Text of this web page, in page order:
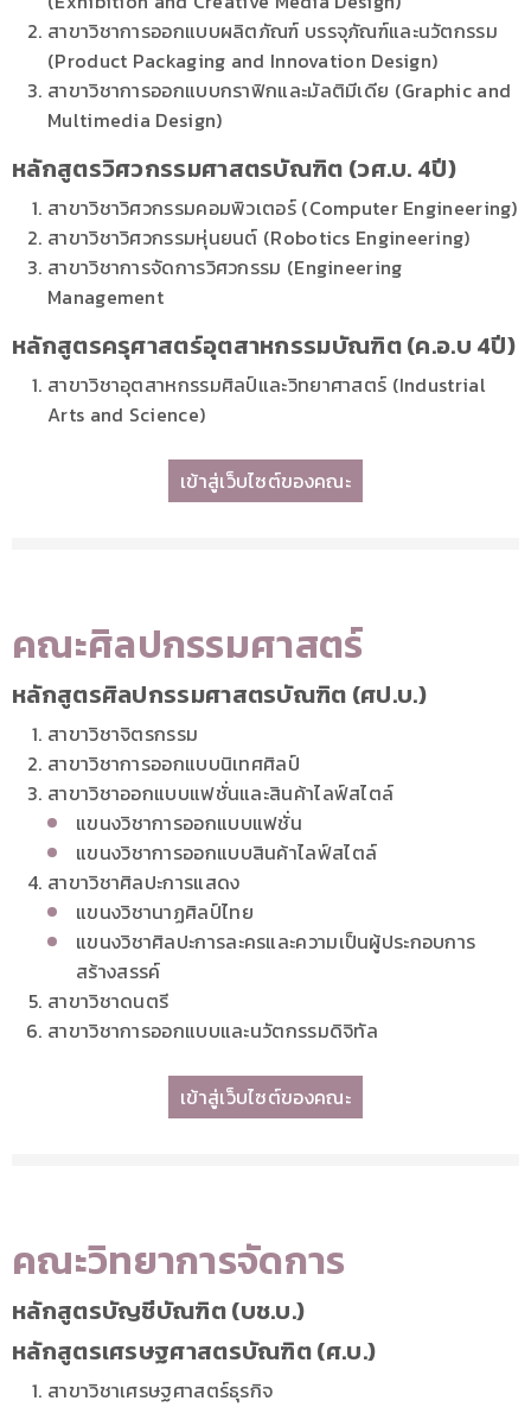
สาขาวิชาการออกแบบผลิตภัณฑ์ บรรจุภัณฑ์และนวัตกรรม
(Product Packaging and Innovation Design)
สาขาวิชาการออกแบบกราฟิกและมัลติมีเดีย (Graphic and
Multimedia Design)
หลักสูตรวิศวกรรมศาสตรบัณฑิต (วศ.บ. 4ปี)
สาขาวิชาวิศวกรรมคอมพิวเตอร์ (Computer Engineering)
สาขาวิชาวิศวกรรมหุ่นยนต์ (Robotics Engineering)
สาขาวิชาการจัดการวิศวกรรม (Engineering
Management
หลักสูตรครุศาสตร์อุตสาหกรรมบัณฑิต (ค.อ.บ 4ปี)
สาขาวิชาอุตสาหกรรมศิลป์และวิทยาศาสตร์ (Industrial
Arts and Science)
เข้าสู่เว็บไซต์ของคณะ
คณะศิลปกรรมศาสตร์
หลักสูตรศิลปกรรมศาสตรบัณฑิต (ศป.บ.)
สาขาวิชาจิตรกรรม
สาขาวิชาการออกแบบนิเทศศิลป์
สาขาวิชาออกแบบแฟชั่นและสินค้าไลฟ์สไตล์
แขนงวิชาการออกแบบแฟชั่น
แขนงวิชาการออกแบบสินค้าไลฟ์สไตล์
สาขาวิชาศิลปะการแสดง
แขนงวิชานาฏศิลป์ไทย
แขนงวิชาศิลปะการละครและความเป็นผู้ประกอบการ
สร้างสรรค์
สาขาวิชาดนตรี
สาขาวิชาการออกแบบและนวัตกรรมดิจิทัล
เข้าสู่เว็บไซต์ของคณะ
คณะวิทยาการจัดการ
หลักสูตรบัญชีบัณฑิต (บช.บ.)
หลักสูตรเศรษฐศาสตรบัณฑิต (ศ.บ.)
สาขาวิชาเศรษฐศาสตร์ธุรกิจ